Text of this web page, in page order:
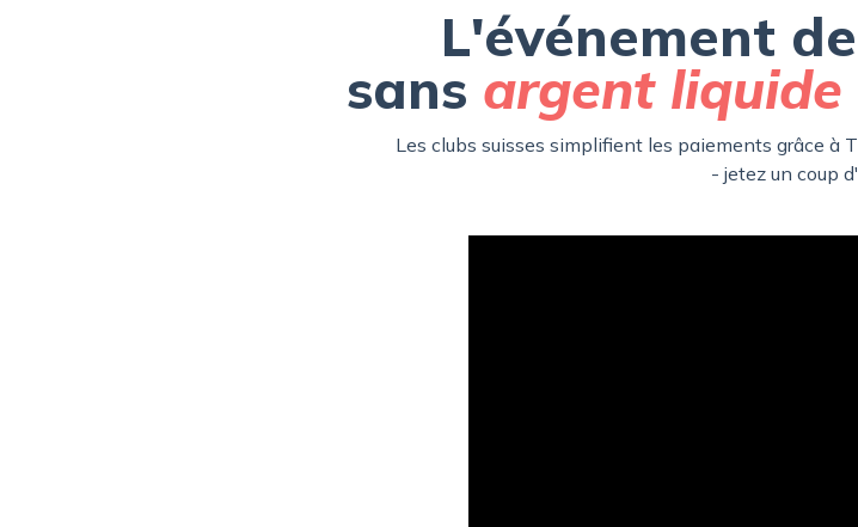
L'événement
sans argent liquide
Les clubs suisses simplifient les paiements grâce à
- jetez un coup